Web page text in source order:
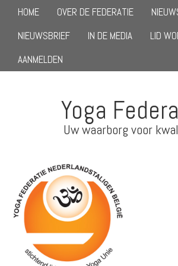
HOME OVER DE FEDERATIE
NIEUWSBRIEF
IN DE MEDIA
LID
AANMELDEN
Yoga
Uw waarborg voor